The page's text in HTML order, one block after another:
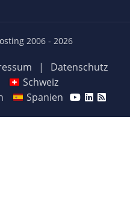
2006 - 2026
|
Datenschutz
Schweiz
Spanien